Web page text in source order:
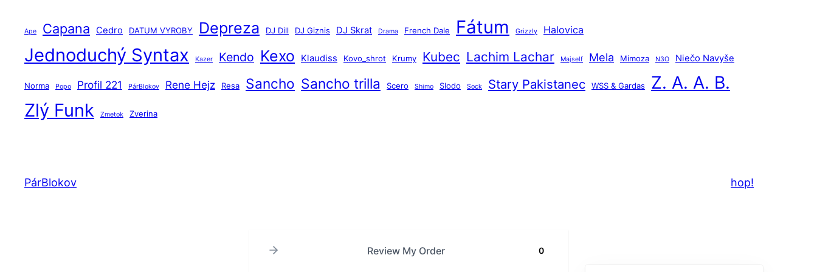
d
Ape Capana Cedro DATUM VYROBY Depreza DJ Dill DJ Giznis DJ Skrat Drama French Dale Fátum Grizzly Halovica
Jednoduchý Syntax Kazer Kendo Kexo Klaudiss Kovo_shrot Krumy Kubec Lachim Lachar Majself Mela Mimoza N3O Niečo Navyše
Norma Popo Profil 221 PárBlokov Rene Hejz Resa Sancho Sancho trilla Scero Shimo Slodo Sock Stary Pakistanec WSS & Gardas Z. A. A. B.
Zlý Funk Zmetok Zverina
PárBlokov hop!
Review My Order 0